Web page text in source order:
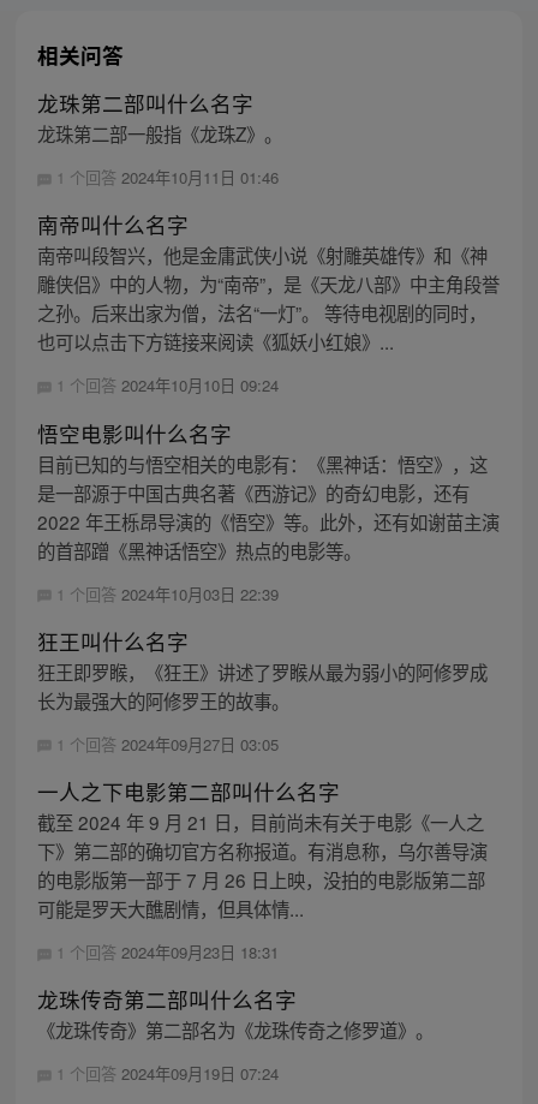
相关问答
龙珠第二部叫什么名字
龙珠第二部一般指《龙珠Z》。
1 个回答 2024年10月11日 01:46
南帝叫什么名字
南帝叫段智兴，他是金庸武侠小说《射雕英雄传》和《神
雕侠侣》中的人物，为“南帝”，是《天龙八部》中主角段誉
之孙。后来出家为僧，法名“一灯”。 等待电视剧的同时，
也可以点击下方链接来阅读《狐妖小红娘》...
1 个回答 2024年10月10日 09:24
悟空电影叫什么名字
目前已知的与悟空相关的电影有：《黑神话：悟空》，这
是一部源于中国古典名著《西游记》的奇幻电影，还有
2022 年王栎昂导演的《悟空》等。此外，还有如谢苗主演
的首部蹭《黑神话悟空》热点的电影等。
1 个回答 2024年10月03日 22:39
狂王叫什么名字
狂王即罗睺，《狂王》讲述了罗睺从最为弱小的阿修罗成
长为最强大的阿修罗王的故事。
1 个回答 2024年09月27日 03:05
一人之下电影第二部叫什么名字
截至 2024 年 9 月 21 日，目前尚未有关于电影《一人之
下》第二部的确切官方名称报道。有消息称，乌尔善导演
的电影版第一部于 7 月 26 日上映，没拍的电影版第二部
可能是罗天大醮剧情，但具体情...
1 个回答 2024年09月23日 18:31
龙珠传奇第二部叫什么名字
《龙珠传奇》第二部名为《龙珠传奇之修罗道》。
1 个回答 2024年09月19日 07:24